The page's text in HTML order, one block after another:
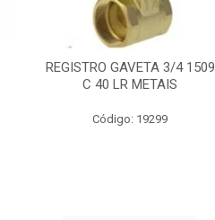
REGISTRO GAVETA 3/4 1509
C 40 LR METAIS
Código: 19299